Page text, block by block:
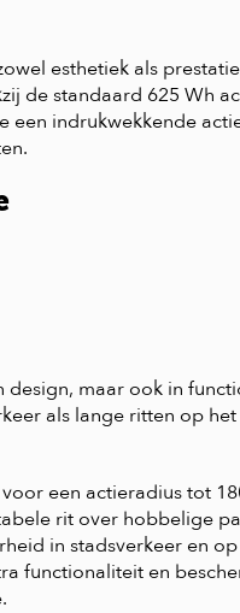
esthetiek als
de standaard 625 Wh
indrukwekkende
maar ook in
als lange ritten op
een actieradius tot
rit over hobbelige
in stadsverkeer en
functionaliteit en